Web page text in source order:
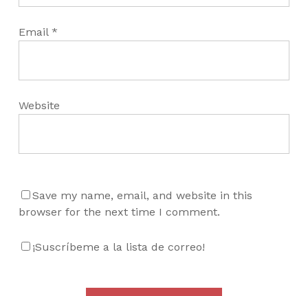
Email *
Website
Save my name, email, and website in this
browser for the next time I comment.
¡Suscríbeme a la lista de correo!